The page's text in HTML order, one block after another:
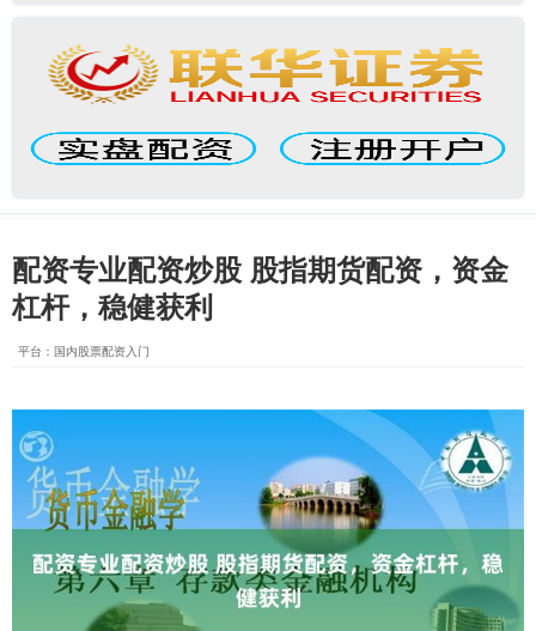
配资专业配资炒股 股指期货配资，资金
杠杆，稳健获利
平台：国内股票配资入门